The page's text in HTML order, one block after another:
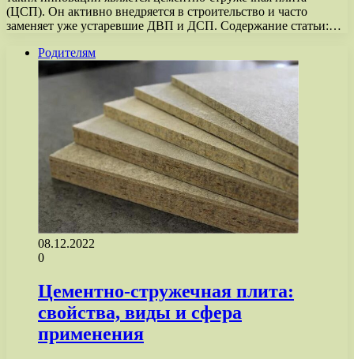
(ЦСП). Он активно внедряется в строительство и часто
заменяет уже устаревшие ДВП и ДСП. Содержание статьи:…
Родителям
08.12.2022
0
Цементно-стружечная плита:
свойства, виды и сфера
применения